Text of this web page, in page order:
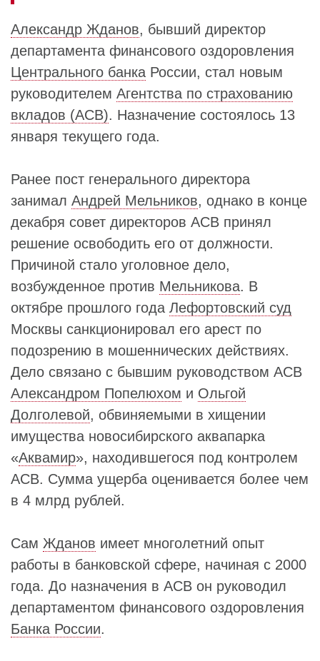
Александр Жданов, бывший директор
департамента финансового оздоровления
Центрального банка России, стал новым
руководителем Агентства по страхованию
вкладов (АСВ). Назначение состоялось 13
января текущего года.
Ранее пост генерального директора
занимал Андрей Мельников, однако в конце
декабря совет директоров АСВ принял
решение освободить его от должности.
Причиной стало уголовное дело,
возбужденное против Мельникова. В
октябре прошлого года Лефортовский суд
Москвы санкционировал его арест по
подозрению в мошеннических действиях.
Дело связано с бывшим руководством АСВ
Александром Попелюхом и Ольгой
Долголевой, обвиняемыми в хищении
имущества новосибирского аквапарка
«Аквамир», находившегося под контролем
АСВ. Сумма ущерба оценивается более чем
в 4 млрд рублей.
Сам Жданов имеет многолетний опыт
работы в банковской сфере, начиная с 2000
года. До назначения в АСВ он руководил
департаментом финансового оздоровления
Банка России.